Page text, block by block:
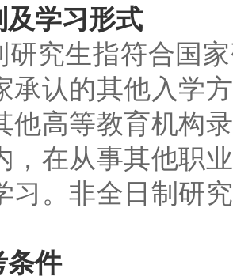
及学习形式
研究生指符合国
承认的其他入学
他高等教育机构
，在从事其他职
习。非全日制研
条件